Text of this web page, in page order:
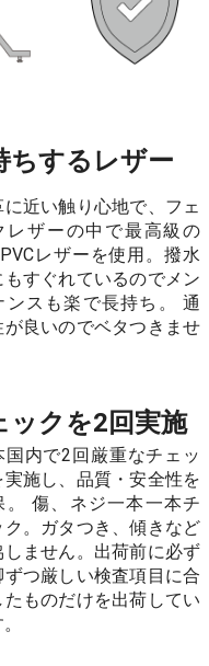
ちするレザー
に近い触り心地で、フェ
レザーの中で最高級の
レザーを使用。撥水
もすぐれているのでメン
ンスも楽で長持ち。 通
が良いのでベタつきませ
ックを2回実施
国内で2回厳重なチェッ
実施し、品質・安全性を
。 傷、ネジ一本一本チ
ク。ガタつき、傾きなど
しません。出荷前に必ず
ずつ厳しい検査項目に合
たものだけを出荷してい